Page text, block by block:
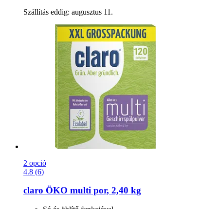
Szállítás eddig: augusztus 11.
2 opció
4.8 (6)
claro ÖKO multi por, 2,40 kg